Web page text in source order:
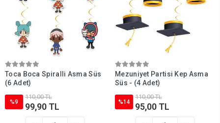
Toca Boca Spiralli Asma Süs
(6 Adet)
%9
110,00 TL
99,90 TL
Mezuniyet Partisi Kep Asma
Süs - (4 Adet)
%14
110,00 TL
95,00 TL